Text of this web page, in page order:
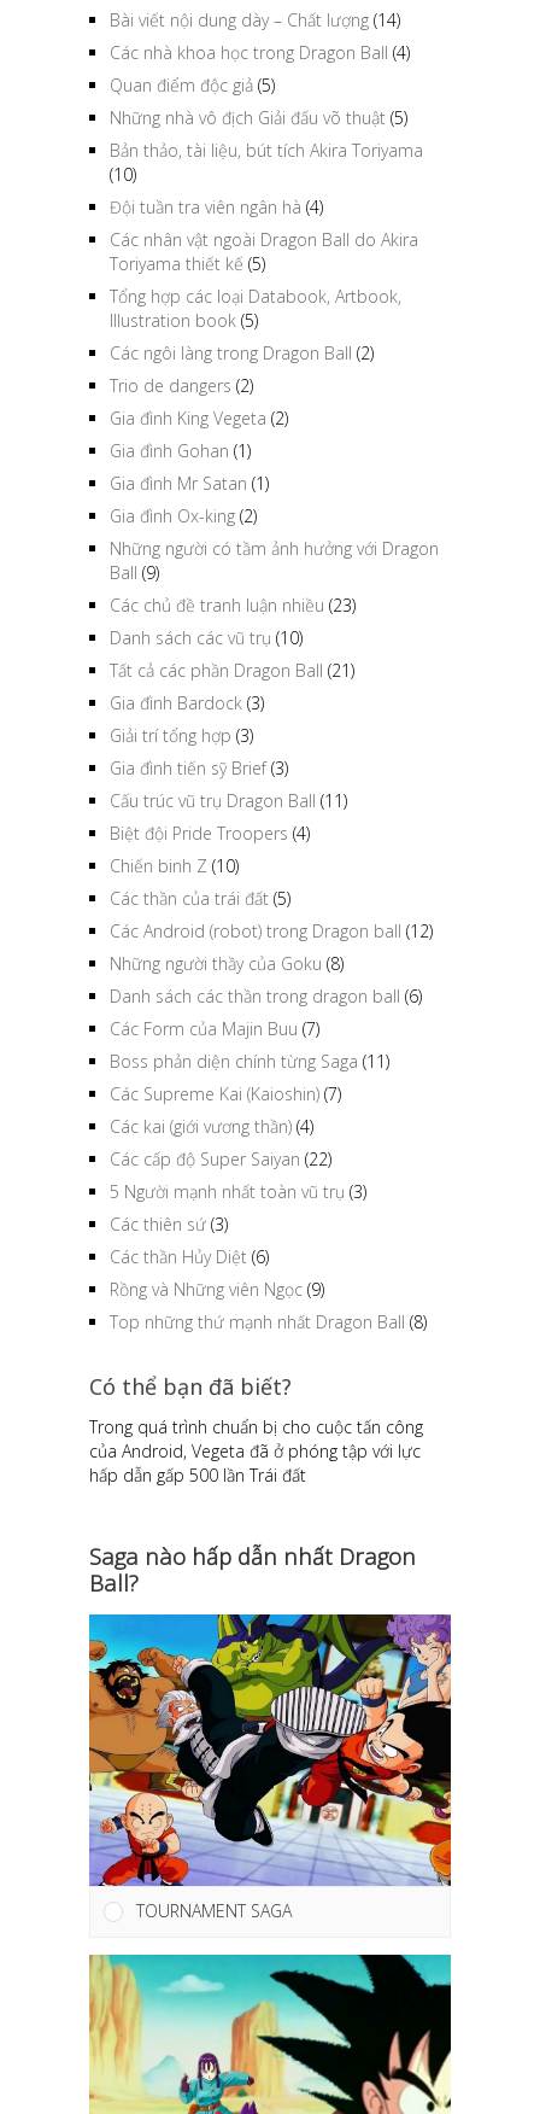
Bài viết nội dung dày – Chất lượng (14)
Các nhà khoa học trong Dragon Ball (4)
Quan điểm độc giả (5)
Những nhà vô địch Giải đấu võ thuật (5)
Bản thảo, tài liệu, bút tích Akira Toriyama
(10)
Đội tuần tra viên ngân hà (4)
Các nhân vật ngoài Dragon Ball do Akira
Toriyama thiết kế (5)
Tổng hợp các loại Databook, Artbook,
Illustration book (5)
Các ngôi làng trong Dragon Ball (2)
Trio de dangers (2)
Gia đình King Vegeta (2)
Gia đình Gohan (1)
Gia đình Mr Satan (1)
Gia đình Ox-king (2)
Những người có tầm ảnh hưởng với Dragon
Ball (9)
Các chủ đề tranh luận nhiều (23)
Danh sách các vũ trụ (10)
Tất cả các phần Dragon Ball (21)
Gia đình Bardock (3)
Giải trí tổng hợp (3)
Gia đình tiến sỹ Brief(3)
Cấu trúc vũ trụ Dragon Ball (11)
Biệt đội Pride Troopers (4)
Chiến binh Z (10)
Các thần của trái đất (5)
Các Android (robot) trong Dragon ball (12)
Những người thầy của Goku (8)
Danh sách các thần trong dragon ball (6)
Các Form của Majin Buu (7)
Boss phản diện chính từng Saga (11)
Các Supreme Kai (Kaioshin) (7)
Các kai (giới vương thần) (4)
Các cấp độ Super Saiyan (22)
5 Người mạnh nhất toàn vũ trụ (3)
Các thiên sứ (3)
Các thần Hủy Diệt (6)
Rồng và Những viên Ngọc (9)
Top những thứ mạnh nhất Dragon Ball (8)
Có thể bạn đã biết?
Trong quá trình chuẩn bị cho cuộc tấn công
của Android, Vegeta đã ở phóng tập với lực
hấp dẫn gấp 500 lần Trái đất
Saga nào hấp dẫn nhất Dragon
Ball?
TOURNAMENT SAGA